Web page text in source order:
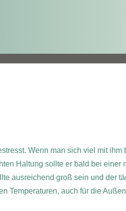
Wenn man sich viel mit ihm
Haltung sollte er bald bei einer
ausreichend groß sein und der
Temperaturen, auch für die